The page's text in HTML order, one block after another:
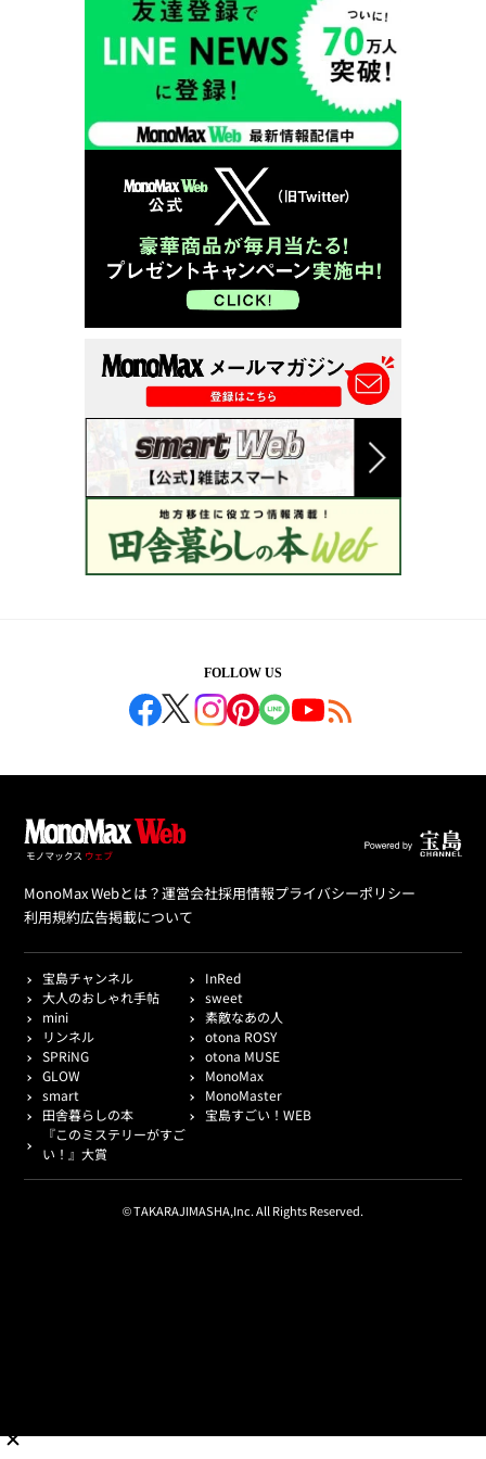
FOLLOW US
MonoMax Webとは？運営会社採用情報プライバシーポリシー
利用規約広告掲載について
宝島チャンネル
InRed
大人のおしゃれ手帖
sweet
mini
素敵なあの人
リンネル
otona ROSY
SPRiNG
otona MUSE
GLOW
MonoMax
smart
MonoMaster
田舎暮らしの本
宝島すごい！WEB
『このミステリーがすご
い！』大賞
© TAKARAJIMASHA,Inc. All Rights Reserved.